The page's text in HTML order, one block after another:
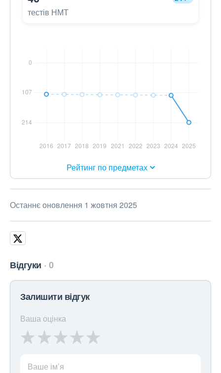
тестів НМТ
Рейтинг по предметах
Останнє оновлення 1 жовтня 2025
Відгуки 0
Залишити відгук
Ваша оцінка
Ваше ім’я